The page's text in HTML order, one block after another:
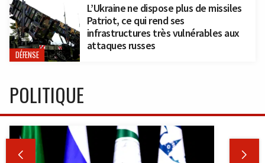
DÉFENSE
L’Ukraine ne dispose plus de missiles
Patriot, ce qui rend ses
infrastructures très vulnérables aux
attaques russes
POLITIQUE
 